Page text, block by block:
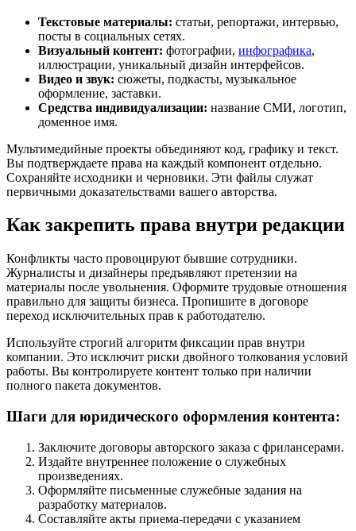
Текстовые материалы: статьи, репортажи, интервью,
посты в социальных сетях.
Визуальный контент: фотографии, инфографика,
иллюстрации, уникальный дизайн интерфейсов.
Видео и звук: сюжеты, подкасты, музыкальное
оформление, заставки.
Средства индивидуализации: название СМИ, логотип,
доменное имя.
Мультимедийные проекты объединяют код, графику и текст.
Вы подтверждаете права на каждый компонент отдельно.
Сохраняйте исходники и черновики. Эти файлы служат
первичными доказательствами вашего авторства.
Как закрепить права внутри редакции
Конфликты часто провоцируют бывшие сотрудники.
Журналисты и дизайнеры предъявляют претензии на
материалы после увольнения. Оформите трудовые отношения
правильно для защиты бизнеса. Пропишите в договоре
переход исключительных прав к работодателю.
Используйте строгий алгоритм фиксации прав внутри
компании. Это исключит риски двойного толкования условий
работы. Вы контролируете контент только при наличии
полного пакета документов.
Шаги для юридического оформления контента:
Заключите договоры авторского заказа с фрилансерами.
Издайте внутреннее положение о служебных
произведениях.
Оформляйте письменные служебные задания на
разработку материалов.
Составляйте акты приема-передачи с указанием